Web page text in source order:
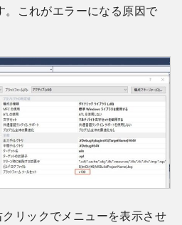
。これがエラーになる原因で
リックでメニューを表示させ